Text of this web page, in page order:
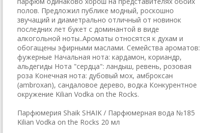
полов. Предложил публике модный, роскошно
звучащий и диаметрально отличный от новинок
последних лет букет с доминантой в виде
алкогольной ноты..Ароматы относятся к духам и
обогащены эфирными маслами. Семейства ароматов:
фужерные Начальная нота: кардамон, кориандр,
альдегиды Нота "сердца": ландыш, ревень, розовая
роза Конечная нота: дубовый мох, амброксан
(ambroxan), сандаловое дерево, водка Конкурентное
окружение Kilian Vodka on the Rocks.
Парфюмерия Shaik SHAIK / Парфюмерная вода №185
Kilian Vodka on the Rocks 20 мл